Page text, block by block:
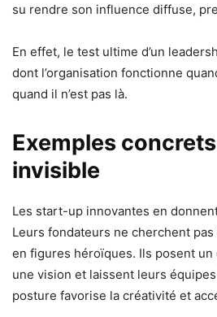
su rendre son influence diffuse,
En effet, le test ultime d’un
dont l’organisation fonctionne
quand il n’est pas là.
Exemples
invisible
Les start-up innovantes en
Leurs fondateurs ne cherchent pas
en figures héroïques. Ils posent
une vision et laissent leurs
posture favorise la créativité et